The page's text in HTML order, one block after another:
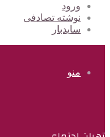
ورود
نوشته تصادفی
سایدبار
منو